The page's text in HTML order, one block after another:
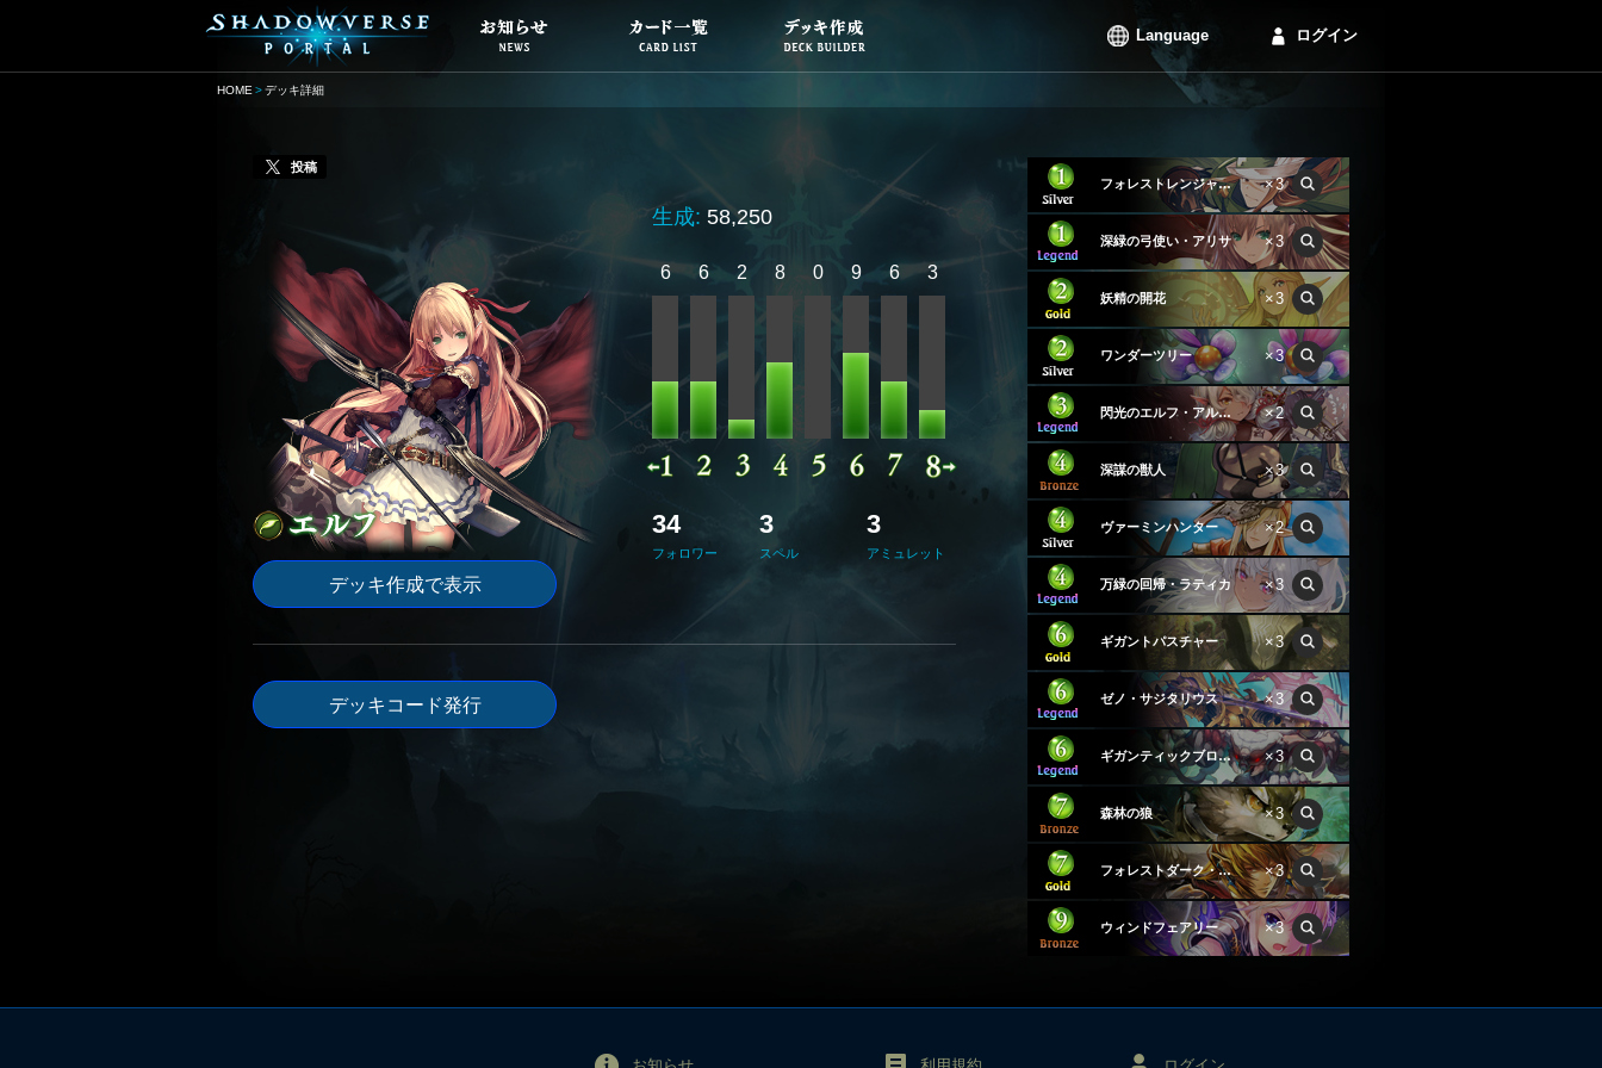
Language ログイン
HOME デッキ詳細
投稿
デッキ作成で表示
生成: 58,250
6 6 2 8 0 9 6 3
34
フォロワー
3
スペル
3
アミュレット
デッキコード発行
フォレストレンジャー・ウェルダー ×3
深緑の弓使い・アリサ ×3
妖精の開花 ×3
ワンダーツリー ×3
閃光のエルフ・アルバータ ×2
深謀の獣人 ×3
ヴァーミンハンター ×2
万緑の回帰・ラティカ ×3
ギガントパスチャー ×3
ゼノ・サジタリウス ×3
ギガンティックブロッサム ×3
森林の狼 ×3
フォレストダーク・レオネル ×3
ウィンドフェアリー ×3